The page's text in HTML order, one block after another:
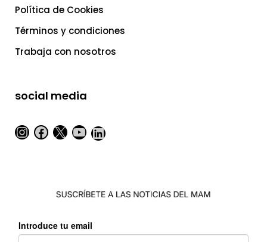
Política de Cookies
Términos y condiciones
Trabaja con nosotros
social media
Instagram
Facebook
X YouTube
LinkedIn